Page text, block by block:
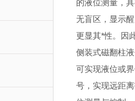
的液位测量，
无盲区，显示
更显其*性。因
侧装式磁翻柱
可实现液位或
号，实现远距